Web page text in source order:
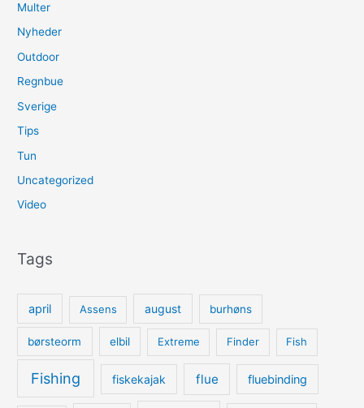
Multer
Nyheder
Outdoor
Regnbue
Sverige
Tips
Tun
Uncategorized
Video
Tags
april Assens august burhøns
børsteorm elbil Extreme Finder Fish
Fishing fiskekajak flue fluebinding